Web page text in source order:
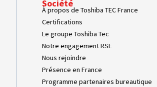
Société
À propos de Toshiba TEC France
Certifications
Le groupe Toshiba Tec
Notre engagement RSE
Nous rejoindre
Présence en France
Programme partenaires bureautique